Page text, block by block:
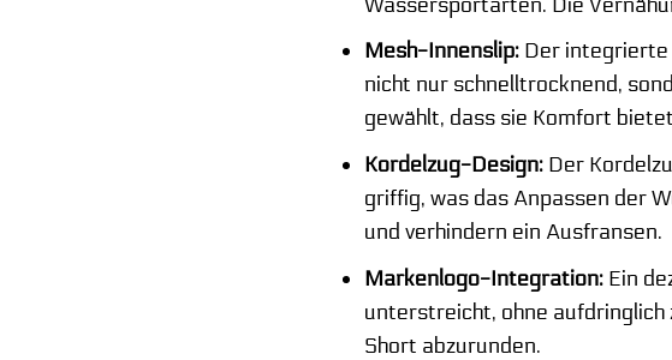
Mesh-Innenslip: Der
nicht nur schnelltrocknend,
gewählt, dass sie Komfort
Kordelzug-Design: Der
griffig, was das Anpassen der
und verhindern ein Ausfransen.
Markenlogo-Integration: Ein
unterstreicht, ohne aufdringlich
Short abzurunden.